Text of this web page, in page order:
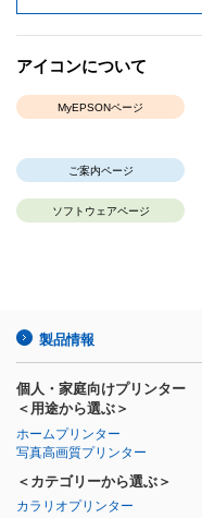
アイコンについて
MyEPSONページ
ご案内ページ
ソフトウェアページ
製品情報
個人・家庭向けプリンター
＜用途から選ぶ＞
ホームプリンター
写真高画質プリンター
＜カテゴリーから選ぶ＞
カラリオプリンター